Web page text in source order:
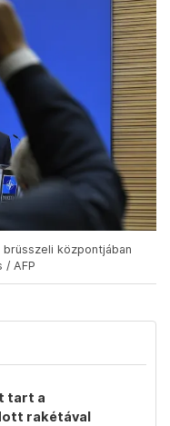
központjában
/ AFP
tart a
rakétával